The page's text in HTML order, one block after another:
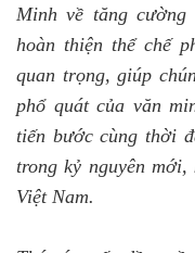
Minh về tăng
hoàn thiện thể chế
quan trọng, giúp
phổ quát của văn
tiến bước cùng thời
trong kỷ nguyên
Việt Nam.